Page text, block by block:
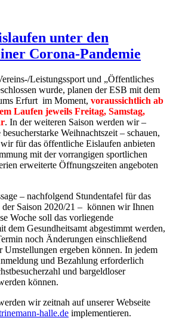
unter den
Corona-Pandemie
Leistungssport und „Öffentliches
wurde, planen der ESB mit dem
Erfurt im Moment, voraussichtlich ab
Laufen jeweils Freitag, Samstag,
. In der weiteren Saison werden wir –
Weihnachtszeit – schauen,
für das öffentliche Eislaufen anbieten
mit der vorrangigen sportlichen
erweiterte Öffnungszeiten angeboten
– nachfolgend Stundentafel für das
Saison 2020/21 – können wir Ihnen
Woche soll das vorliegende
dem Gesundheitsamt abgestimmt werden,
noch Änderungen einschließend
Umstellungen ergeben können. In jedem
und Bezahlung erforderlich
und bargeldloser
können.
wir zeitnah auf unserer Webseite
halle.de implementieren.